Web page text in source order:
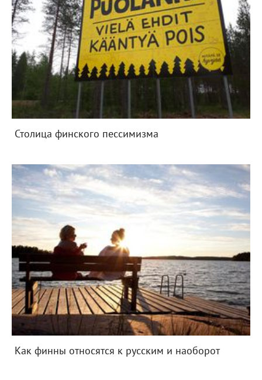
Столица финского пессимизма
Как финны относятся к русским и наоборот